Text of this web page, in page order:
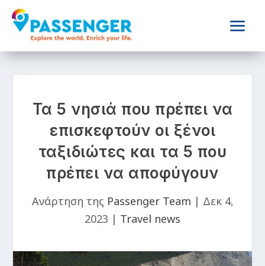
Τα 5 νησιά που πρέπει να
επισκεφτούν οι ξένοι
ταξιδιώτες και τα 5 που
πρέπει να αποφύγουν
Ανάρτηση της Passenger Team | Δεκ 4,
2023 | Travel news